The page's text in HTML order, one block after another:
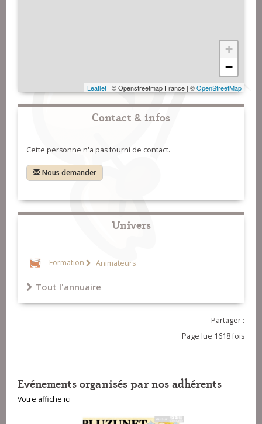
+
−
Leaflet | © Openstreetmap France | ©OpenStreetMap
Contact & infos
Cette personne n'a pas fourni de contact.
Nous demander
Univers
Formation Animateurs
Tout l'annuaire
Partager :
Page lue 1618 fois
Evénements organisés par nos adhérents
Votre affiche ici